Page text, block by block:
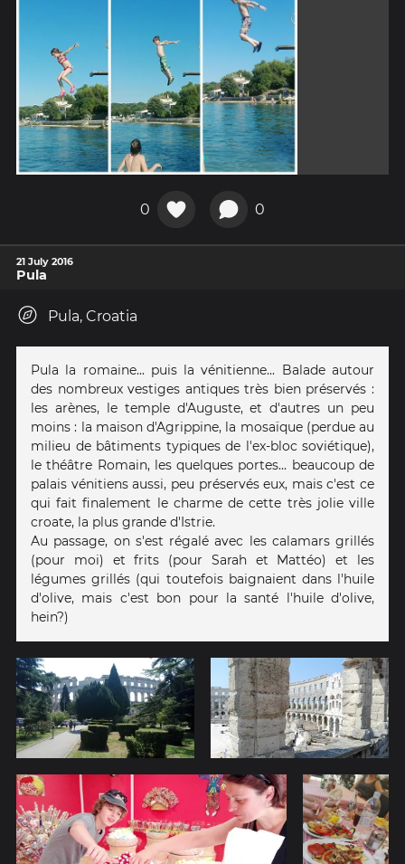
0 0
21 July 2016
Pula
Pula, Croatia
Pula la romaine... puis la vénitienne... Balade autour
des nombreux vestiges antiques très bien préservés :
les arènes, le temple d'Auguste, et d'autres un peu
moins : la maison d'Agrippine, la mosaïque (perdue au
milieu de bâtiments typiques de l'ex-bloc soviétique),
le théâtre Romain, les quelques portes... beaucoup de
palais vénitiens aussi, peu préservés eux, mais c'est ce
qui fait finalement le charme de cette très jolie ville
croate, la plus grande d'Istrie.
Au passage, on s'est régalé avec les calamars grillés
(pour moi) et frits (pour Sarah et Mattéo) et les
légumes grillés (qui toutefois baignaient dans l'huile
d'olive, mais c'est bon pour la santé l'huile d'olive,
hein?)